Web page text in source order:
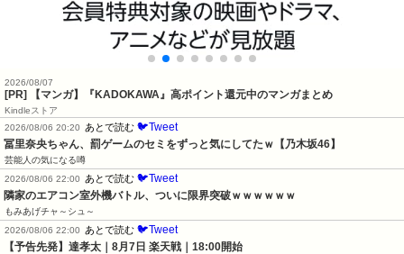
2026/08/07
[PR] 【マンガ】『KADOKAWA』高ポイント還元中のマンガまとめ
Kindleストア
2026/08/06 20:20
あとで読む 🐦Tweet
冨里奈央ちゃん、罰ゲームのセミをずっと気にしてたｗ【乃木坂46】
芸能人の気になる噂
2026/08/06 22:00
あとで読む 🐦Tweet
隣家のエアコン室外機バトル、ついに限界突破ｗｗｗｗｗｗ
もみあげチャ～シュ～
2026/08/06 22:00
あとで読む 🐦Tweet
【予告先発】達孝太｜8月7日 楽天戦｜18:00開始